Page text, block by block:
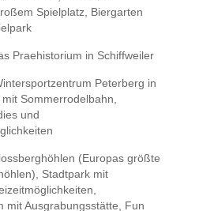
Spielplatz, Biergarten
Praehistorium in Schiffweiler
Peterberg in
Sommerrodelbahn,
und
(Europas größte
Stadtpark mit
mit Ausgrabungsstätte, Fun